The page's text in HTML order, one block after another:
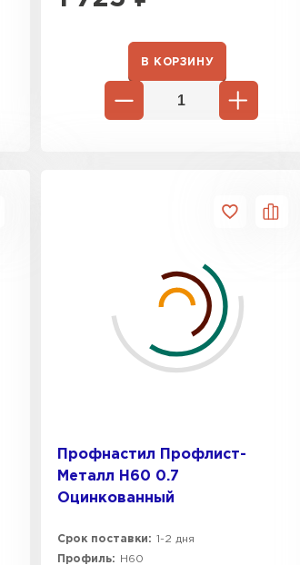
В КОРЗИНУ
Профнастил Профлист-
Металл Н60 0.7
Оцинкованный
Срок поставки: 1-2 дня
Профиль:
Н60